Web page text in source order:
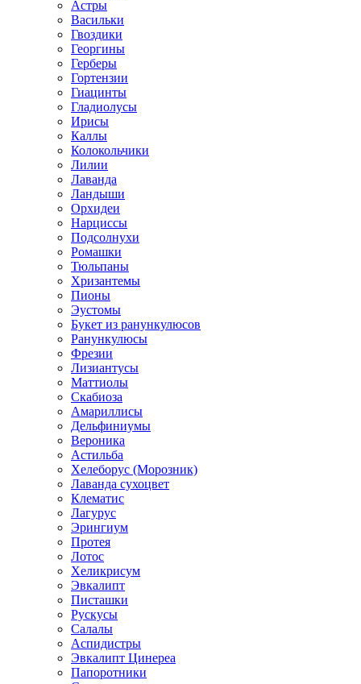
Астры
Васильки
Гвоздики
Георгины
Герберы
Гортензии
Гиацинты
Гладиолусы
Ирисы
Каллы
Колокольчики
Лилии
Лаванда
Ландыши
Орхидеи
Нарциссы
Подсолнухи
Ромашки
Тюльпаны
Хризантемы
Пионы
Эустомы
Букет из ранункулюсов
Ранункулюсы
Фрезии
Лизиантусы
Маттиолы
Скабиоза
Амариллисы
Дельфиниумы
Вероника
Астильба
Хелеборус (Морозник)
Лаванда сухоцвет
Клематис
Лагурус
Эрингиум
Протея
Лотос
Хеликрисум
Эвкалипт
Писташки
Рускусы
Салалы
Аспидистры
Эвкалипт Цинереа
Папоротники